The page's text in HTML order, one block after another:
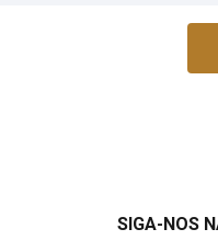
SIGA-NOS